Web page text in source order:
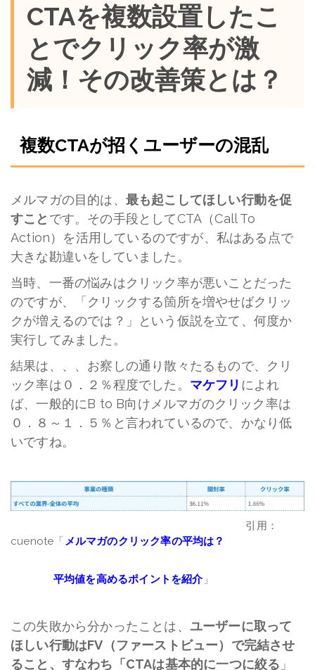
CTAを複数設置したこ
とでクリック率が激
減！その改善策とは？
複数CTAが招くユーザーの混乱
メルマガの目的は、 最も起こしてほしい行動を促
すこと です。その手段としてCTA（Call To
Action） を活用しているのですが、私はある点で
大きな勘違いをしていました。
当時、一番の悩みはクリック率が悪いことだった
のですが、「クリックする箇所を増やせばクリッ
クが増えるのでは？」という仮説を立て、何度か
実行してみました。
結果は、、、お察しの通り散々たるもので、クリ
ック率は０．２％程度でした。 マケフリ によれ
ば、一般的にB to B向けメルマガのクリック率は
０．８～１．５％と言われているので、かなり低
いですね。
引用：
cuenote「メルマガのクリック率の平均は？
平均値を高めるポイントを紹介」
この失敗から分かったことは、 ユーザーに取って
ほしい行動はFV（ファーストビュー）で完結させ
ること、すなわち「CTAは基本的に一つに絞る 」